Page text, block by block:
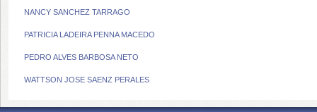
NANCY SANCHEZ TARRAGO
PATRICIA LADEIRA PENNA MACEDO
PEDRO ALVES BARBOSA NETO
WATTSON JOSE SAENZ PERALES